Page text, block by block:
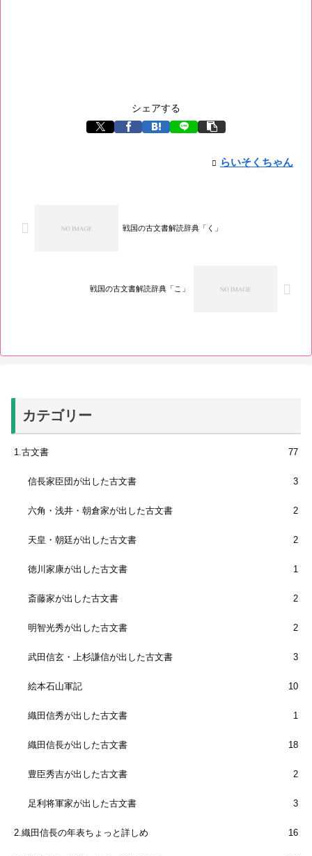
シェアする
らいそくちゃん
戦国の古文書解読辞典「く」
戦国の古文書解読辞典「こ」
カテゴリー
1.古文書 77
信長家臣団が出した古文書 3
六角・浅井・朝倉家が出した古文書 2
天皇・朝廷が出した古文書 2
徳川家康が出した古文書 1
斎藤家が出した古文書 2
明智光秀が出した古文書 2
武田信玄・上杉謙信が出した古文書 3
絵本石山軍記 10
織田信秀が出した古文書 1
織田信長が出した古文書 18
豊臣秀吉が出した古文書 2
足利将軍家が出した古文書 3
2.織田信長の年表ちょっと詳しめ 16